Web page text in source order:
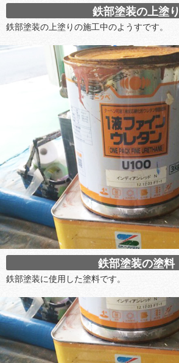
鉄部塗装の上塗り
鉄部塗装の上塗りの施工中のようすです。
鉄部塗装の塗料
鉄部塗装に使用した塗料です。